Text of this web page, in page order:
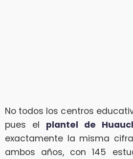
No todos los centros
pues el plantel de
exactamente la misma
ambos años, con 145